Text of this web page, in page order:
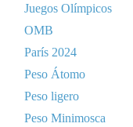
Juegos Olímpicos
OMB
París 2024
Peso Átomo
Peso ligero
Peso Minimosca